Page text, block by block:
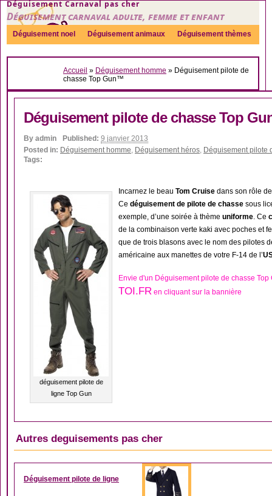
Déguisement Carnaval pas cher
Déguisement carnaval adulte, femme et enfant
Déguisement noel Déguisement animaux Déguisement thèmes
Sexy Déguisement couple Déguisements par genre Idées
Accueil » Déguisement homme » Déguisement pilote de
chasse Top Gun™
Déguisement pilote de chasse Top
By admin Published: 9 janvier 2013
Posted in: Déguisement homme, Déguisement héros, Déguisement pilote
Tags:
déguisement pilote de
ligne Top Gun
Incarnez le beau Tom Cruise dans son rôle
Ce déguisement de pilote de chasse sous
exemple, d’une soirée à thème uniforme. Ce
de la combinaison verte kaki avec poches et
que de trois blasons avec le nom des pilotes
américaine aux manettes de votre F-14 de l’
Envie d'un Déguisement pilote de chasse
TOI.FR en cliquant sur la bannière
Autres deguisements pas cher
DÉGUISEMENT
Déguisement pilote de ligne